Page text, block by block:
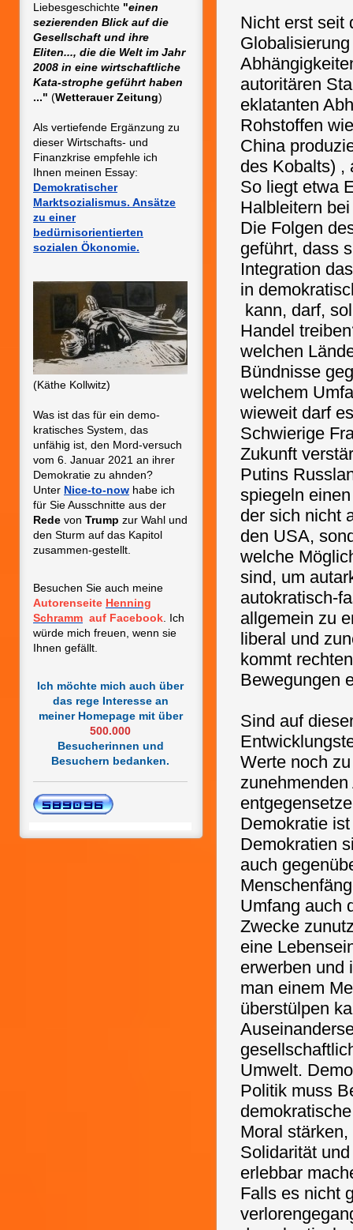
Liebesgeschichte "einen
sezierenden Blick auf die
Gesellschaft und ihre
Eliten..., die die Welt im Jahr
2008 in eine wirtschaftliche
Kata-strophe geführt haben
..." (Wetterauer Zeitung)
Als vertiefende Ergänzung zu
dieser Wirtschafts- und
Finanzkrise empfehle ich
Ihnen meinen Essay:
Demokratischer
Marktsozialismus. Ansätze
zu einer
bedürnisorientierten
sozialen Ökonomie.
(Käthe Kollwitz)
Was ist das für ein demo-
kratisches System, das
unfähig ist, den Mord-versuch
vom 6. Januar 2021 an ihrer
Demokratie zu ahnden?
Unter Nice-to-now habe ich
für Sie Ausschnitte aus der
Rede von Trump zur Wahl und
den Sturm auf das Kapitol
zusammen-gestellt.
Besuchen Sie auch meine
Autorenseite Henning
Schramm auf Facebook . Ich
würde mich freuen, wenn sie
Ihnen gefällt.
Ich möchte mich auch über
das rege Interesse an
meiner Homepage mit über
500.000
Besucherinnen und
Besuchern bedanken.
Nicht erst seit
autoritären
eklatanten
Rohstoffen
China
des Kobalts) ,
So liegt etwa
Halbleitern
Die Folgen
geführt, dass
Integration
in
kann, darf,
Handel
welchen
Bündnisse
welchem
wieweit darf
Schwierige
Zukunft
Putins
spiegeln
der sich nicht
den USA,
welche
sind, um
autokratisch-
allgemein zu
liberal und
kommt
Bewegungen
Sind auf
Werte noch
Demokratie
Demokratien
auch
Umfang auch
Zwecke
eine
erwerben und
man einem
überstülpen
Umwelt.
Politik muss
Moral
Solidarität
erlebbar
Falls es nicht